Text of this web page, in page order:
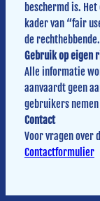
beschermd is.
kader van “fair
de rechthebbende.
Gebruik op eigen
Alle informatie
aanvaardt geen
gebruikers nemen
Contact
Voor vragen over
Contactformulier